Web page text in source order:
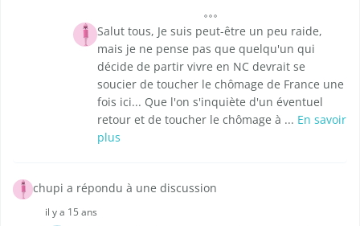
Salut tous, Je suis peut-être un peu raide,
mais je ne pense pas que quelqu'un qui
décide de partir vivre en NC devrait se
soucier de toucher le chômage de France une
fois ici... Que l'on s'inquiète d'un éventuel
retour et de toucher le chômage à ... En savoir
plus
chupi a répondu à une discussion
il y a 15 ans